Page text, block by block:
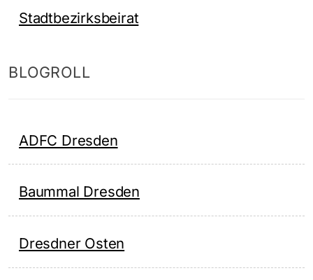
Stadtbezirksbeirat
BLOGROLL
ADFC Dresden
Baummal Dresden
Dresdner Osten